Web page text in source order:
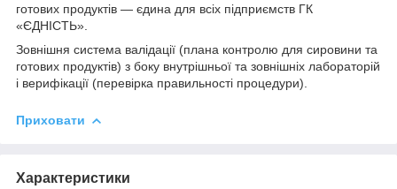
готових продуктів — єдина для всіх підприємств ГК
«ЄДНІСТЬ».
Зовнішня система валідації (плана контролю для сировини та
готових продуктів) з боку внутрішньої та зовнішніх лабораторій
і верифікації (перевірка правильності процедури).
Приховати
Характеристики